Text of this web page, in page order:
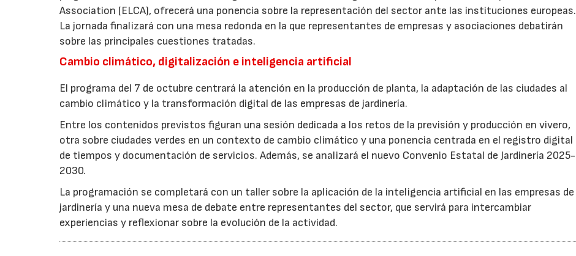
Association (ELCA), ofrecerá una ponencia sobre la representación del sector ante las instituciones europeas.
La jornada finalizará con una mesa redonda en la que representantes de empresas y asociaciones debatirán
sobre las principales cuestiones tratadas.
Cambio climático, digitalización e inteligencia artificial
El programa del 7 de octubre centrará la atención en la producción de planta, la adaptación de las ciudades al
cambio climático y la transformación digital de las empresas de jardinería.
Entre los contenidos previstos figuran una sesión dedicada a los retos de la previsión y producción en vivero,
otra sobre ciudades verdes en un contexto de cambio climático y una ponencia centrada en el registro digital
de tiempos y documentación de servicios. Además, se analizará el nuevo Convenio Estatal de Jardinería 2025-
2030.
La programación se completará con un taller sobre la aplicación de la inteligencia artificial en las empresas de
jardinería y una nueva mesa de debate entre representantes del sector, que servirá para intercambiar
experiencias y reflexionar sobre la evolución de la actividad.